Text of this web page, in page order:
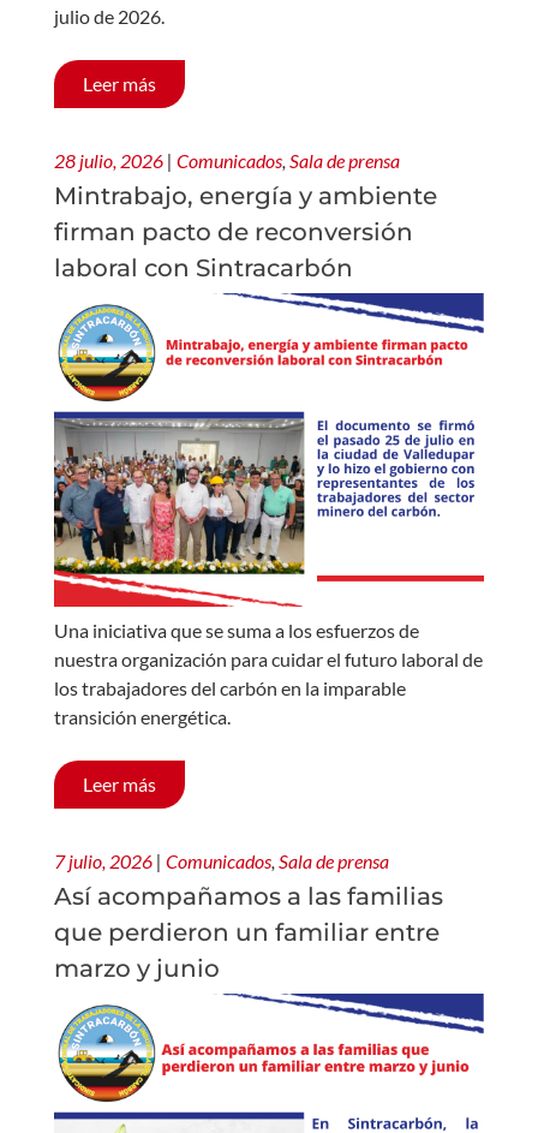
julio de 2026.
Leer más
28 julio, 2026 | Comunicados Sala de prensa
Mintrabajo, energía y ambiente
firman pacto de reconversión
laboral con Sintracarbón
Una iniciativa que se suma a los esfuerzos de
nuestra organización para cuidar el futuro laboral de
los trabajadores del carbón en la imparable
transición energética.
Leer más
7 julio, 2026 | Comunicados Sala de prensa
Así acompañamos a las familias
que perdieron un familiar entre
marzo y junio